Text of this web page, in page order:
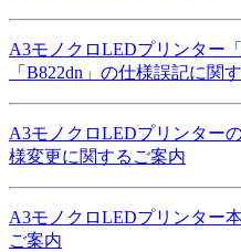
A3モノクロLEDプリンター「
「B822dn」の仕様誤記に関
A3モノクロLEDプリンター
様変更に関するご案内
A3モノクロLEDプリンター
ご案内